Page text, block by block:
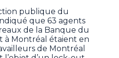
publique du
que 63 agents
de la Banque du
à Montréal étaient en
de Montréal